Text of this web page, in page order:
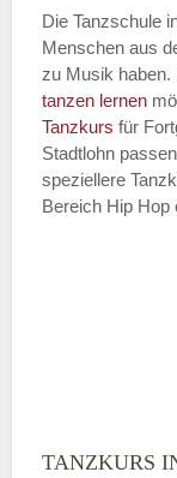
Die Tanzschule
Menschen aus
zu Musik haben.
tanzen lernen
Tanzkurs für
Stadtlohn
speziellere
Bereich Hip Hop
TANZKURS